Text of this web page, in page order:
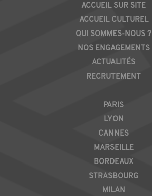
ACCUEIL SUR SITE
ACCUEIL CULTUREL
QUI SOMMES-NOUS ?
NOS ENGAGEMENTS
ACTUALITÉS
RECRUTEMENT
REGION
PARIS
LYON
CANNES
MARSEILLE
BORDEAUX
STRASBOURG
MILAN